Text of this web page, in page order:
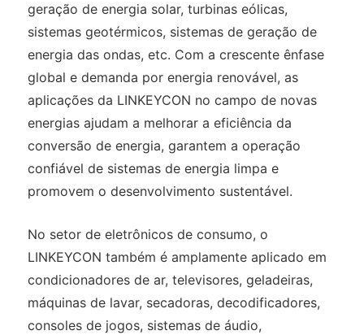
geração de energia solar, turbinas eólicas,
sistemas geotérmicos, sistemas de geração de
energia das ondas, etc. Com a crescente ênfase
global e demanda por energia renovável, as
aplicações da LINKEYCON no campo de novas
energias ajudam a melhorar a eficiência da
conversão de energia, garantem a operação
confiável de sistemas de energia limpa e
promovem o desenvolvimento sustentável.
No setor de eletrônicos de consumo, o
LINKEYCON também é amplamente aplicado em
condicionadores de ar, televisores, geladeiras,
máquinas de lavar, secadoras, decodificadores,
consoles de jogos, sistemas de áudio,